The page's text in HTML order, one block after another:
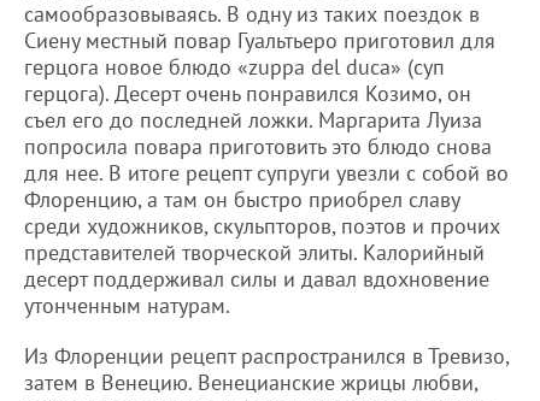
самообразовываясь. В одну из таких поездок в
Сиену местный повар Гуальтьеро приготовил для
герцога новое блюдо «zuppa del duca» (cуп
герцога). Десерт очень понравился Козимо, он
съел его до последней ложки. Маргарита Луиза
попросила повара приготовить это блюдо снова
для нее. В итоге рецепт супруги увезли с собой во
Флоренцию, а там он быстро приобрел славу
среди художников, скульпторов, поэтов и прочих
представителей творческой элиты. Калорийный
десерт поддерживал силы и давал вдохновение
утонченным натурам.
Из Флоренции рецепт распространился в Тревизо,
затем в Венецию. Венецианские жрицы любви,